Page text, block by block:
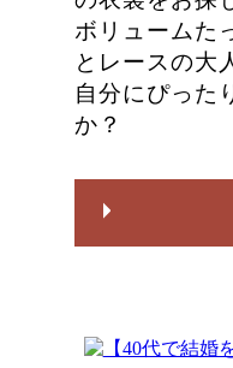
ボリュームた
とレースの大
自分にぴった
か？